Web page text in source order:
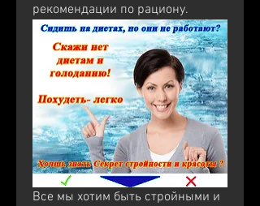
рекомендации по рациону.
Все мы хотим быть стройными и